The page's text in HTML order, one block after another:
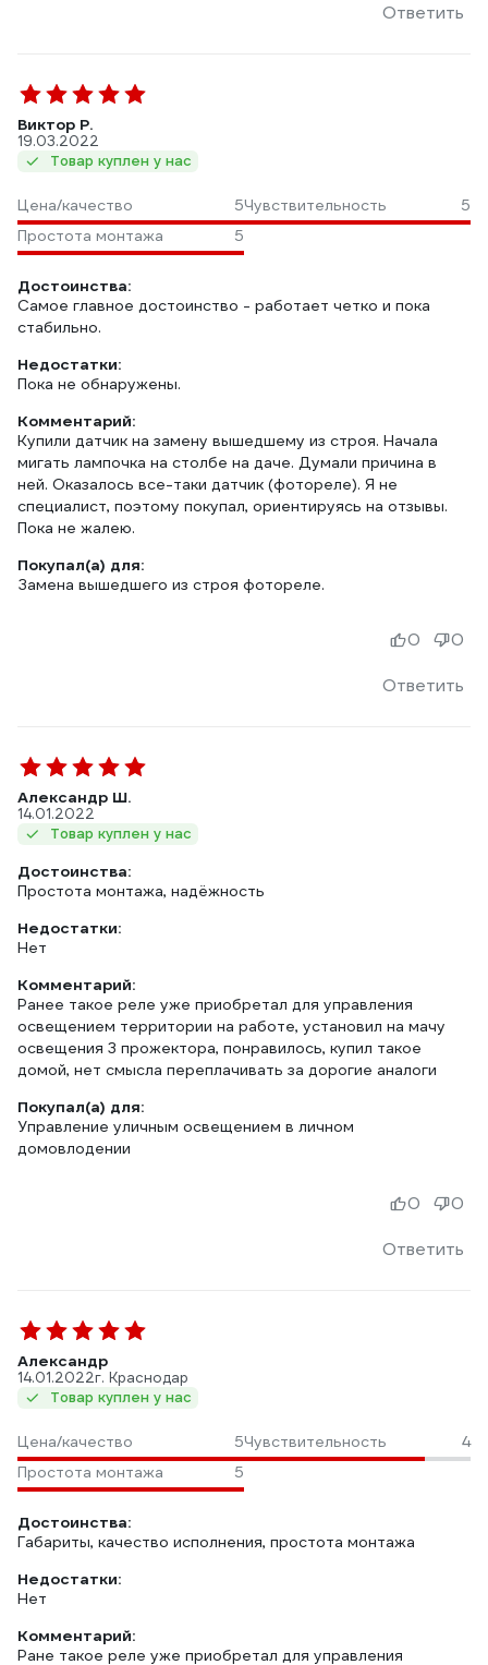
Ответить
Виктор Р.
19.03.2022
Товар куплен у нас
Цена/качество 5Чувствительность
5
Простота монтажа
5
Достоинства:
Самое главное достоинство - работает четко и пока
стабильно.
Недостатки:
Пока не обнаружены.
Комментарий:
Купили датчик на замену вышедшему из строя. Начала
мигать лампочка на столбе на даче. Думали причина в
ней. Оказалось все-таки датчик (фотореле). Я не
специалист, поэтому покупал, ориентируясь на отзывы.
Пока не жалею.
Покупал(а) для:
Замена вышедшего из строя фотореле.
Ответить
0 0
Александр Ш.
14.01.2022
Товар куплен у нас
Достоинства:
Простота монтажа, надёжность
Недостатки:
Нет
Комментарий:
Ранее такое реле уже приобретал для управления
освещением территории на работе, установил на мачу
освещения 3 прожектора, понравилось, купил такое
домой, нет смысла переплачивать за дорогие аналоги
Покупал(а) для:
Управление уличным освещением в личном
домовлодении
Ответить
0 0
Александр
14.01.2022г. Краснодар
Товар куплен у нас
Цена/качество 5Чувствительность
4
Простота монтажа
5
Достоинства:
Габариты, качество исполнения, простота монтажа
Недостатки:
Нет
Комментарий:
Ране такое реле уже приобретал для управления